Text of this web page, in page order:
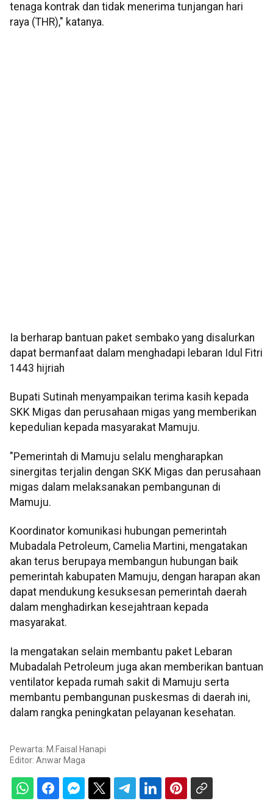
tenaga kontrak dan tidak menerima tunjangan hari
raya (THR)," katanya.
Ia berharap bantuan paket sembako yang disalurkan
dapat bermanfaat dalam menghadapi lebaran Idul Fitri
1443 hijriah
Bupati Sutinah menyampaikan terima kasih kepada
SKK Migas dan perusahaan migas yang memberikan
kepedulian kepada masyarakat Mamuju.
"Pemerintah di Mamuju selalu mengharapkan
sinergitas terjalin dengan SKK Migas dan perusahaan
migas dalam melaksanakan pembangunan di
Mamuju.
Koordinator komunikasi hubungan pemerintah
Mubadala Petroleum, Camelia Martini, mengatakan
akan terus berupaya membangun hubungan baik
pemerintah kabupaten Mamuju, dengan harapan akan
dapat mendukung kesuksesan pemerintah daerah
dalam menghadirkan kesejahtraan kepada
masyarakat.
Ia mengatakan selain membantu paket Lebaran
Mubadalah Petroleum juga akan memberikan bantuan
ventilator kepada rumah sakit di Mamuju serta
membantu pembangunan puskesmas di daerah ini,
dalam rangka peningkatan pelayanan kesehatan.
Pewarta: M.Faisal Hanapi
Editor: Anwar Maga